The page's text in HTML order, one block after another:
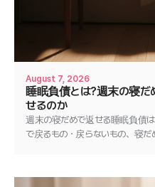
August 7, 2026
睡眠負債とは?週末の寝だ
せるのか
週末の寝だめで返せる睡眠負債
で戻るもの・戻らないもの、寝